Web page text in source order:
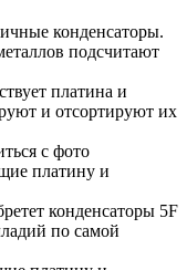
конденсаторы.
подсчитают
платина и
и отсортируют их
с фото
платину и
конденсаторы 5F
по самой